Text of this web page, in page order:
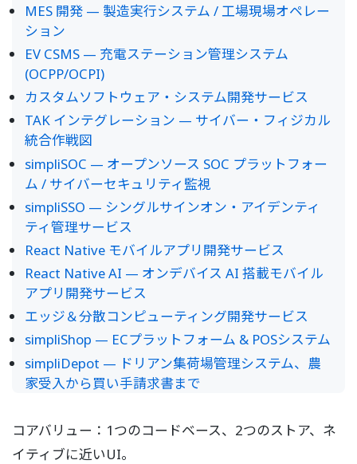
MES 開発 — 製造実行システム / 工場現場オペレー
ション
EV CSMS — 充電ステーション管理システム
(OCPP/OCPI)
カスタムソフトウェア・システム開発サービス
TAK インテグレーション — サイバー・フィジカル
統合作戦図
simpliSOC — オープンソース SOC プラットフォー
ム / サイバーセキュリティ監視
simpliSSO — シングルサインオン・アイデンティ
ティ管理サービス
React Native モバイルアプリ開発サービス
React Native AI — オンデバイス AI 搭載モバイル
アプリ開発サービス
エッジ＆分散コンピューティング開発サービス
simpliShop — ECプラットフォーム & POSシステム
simpliDepot — ドリアン集荷場管理システム、農
家受入から買い手請求書まで
コアバリュー：1つのコードベース、2つのストア、ネ
イティブに近いUI。